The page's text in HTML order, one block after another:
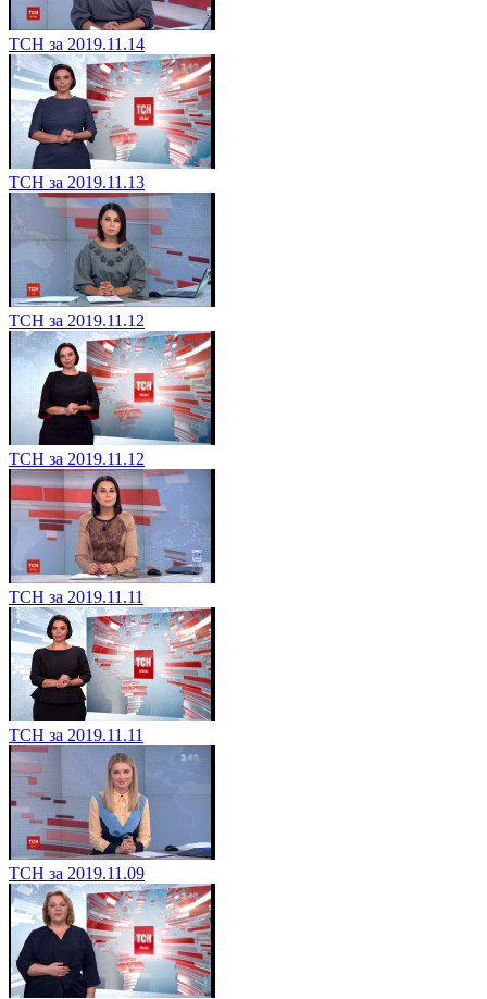
ТСН за 2019.11.14
ТСН за 2019.11.13
ТСН за 2019.11.12
ТСН за 2019.11.12
ТСН за 2019.11.11
ТСН за 2019.11.11
ТСН за 2019.11.09